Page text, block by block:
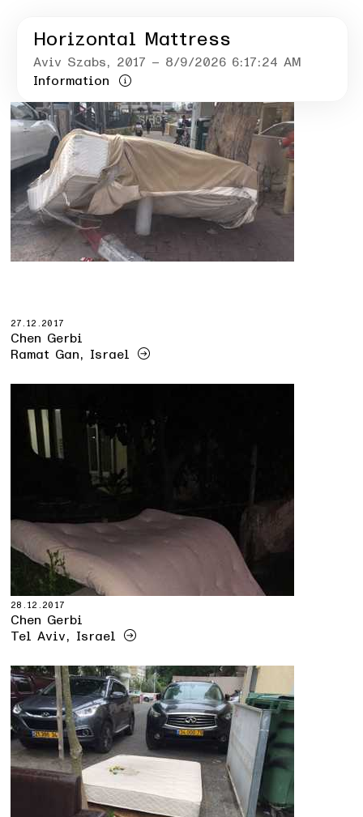
Horizontal Mattress
Aviv Szabs, 2017 – 8/9/2026 6:17:24 AM
Information
27.12.2017
Chen Gerbi
Ramat Gan, Israel
28.12.2017
Chen Gerbi
Tel Aviv, Israel